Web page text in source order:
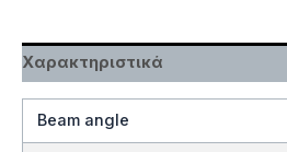
Χαρακτηριστικά
Beam angle